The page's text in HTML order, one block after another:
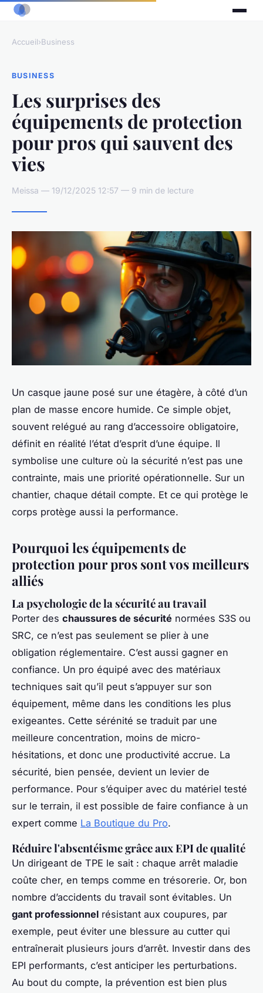
Accueil›Business
BUSINESS
Les surprises des
équipements de protection
pour pros qui sauvent des
vies
Meissa — 19/12/2025 12:57 — 9 min de lecture
Un casque jaune posé sur une étagère, à côté d’un
plan de masse encore humide. Ce simple objet,
souvent relégué au rang d’accessoire obligatoire,
définit en réalité l’état d’esprit d’une équipe. Il
symbolise une culture où la sécurité n’est pas une
contrainte, mais une priorité opérationnelle. Sur un
chantier, chaque détail compte. Et ce qui protège le
corps protège aussi la performance.
Pourquoi les équipements de
protection pour pros sont vos meilleurs
alliés
La psychologie de la sécurité au travail
Porter des chaussures de sécurité normées S3S ou
SRC, ce n’est pas seulement se plier à une
obligation réglementaire. C’est aussi gagner en
confiance. Un pro équipé avec des matériaux
techniques sait qu’il peut s’appuyer sur son
équipement, même dans les conditions les plus
exigeantes. Cette sérénité se traduit par une
meilleure concentration, moins de micro-
hésitations, et donc une productivité accrue. La
sécurité, bien pensée, devient un levier de
performance. Pour s’équiper avec du matériel testé
sur le terrain, il est possible de faire confiance à un
expert comme La Boutique du Pro.
Réduire l'absentéisme grâce aux EPI de qualité
Un dirigeant de TPE le sait : chaque arrêt maladie
coûte cher, en temps comme en trésorerie. Or, bon
nombre d’accidents du travail sont évitables. Un
gant professionnel résistant aux coupures, par
exemple, peut éviter une blessure au cutter qui
entraînerait plusieurs jours d’arrêt. Investir dans des
EPI performants, c’est anticiper les perturbations.
Au bout du compte, la prévention est bien plus